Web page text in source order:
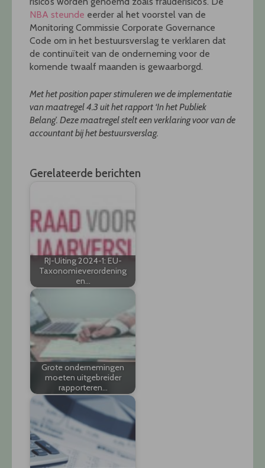
NBA steunde eerder al het voorstel van de
Monitoring Commissie Corporate Governance
Code om in het bestuursverslag te verklaren dat
de continuïteit van de onderneming voor de
komende twaalf maanden is gewaarborgd.
Met het position paper stimuleren we de implementatie
van maatregel 4.3 uit het rapport ‘In het Publiek
Belang’. Deze maatregel stelt een verklaring voor van de
accountant bij het bestuursverslag.
Gerelateerde berichten
RJ-Uiting 2024-1: EU-
Taxonomieverordening
en…
Grote ondernemingen
moeten uitgebreider
rapporteren…